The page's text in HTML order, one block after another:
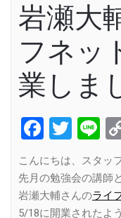
岩瀬大
フネッ
業しま
こんにちは、スタッ
先月の勉強会の講師
岩瀬大輔さんのライ
5/18に開業されたよ